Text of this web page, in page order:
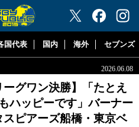
"ラグビーリパブリック"
国代表 国内 海外 セブンズ
2026.06.08
ーグワン決勝】「たとえ
ハッピーです」バーナー
スピアーズ船橋・東京ベ